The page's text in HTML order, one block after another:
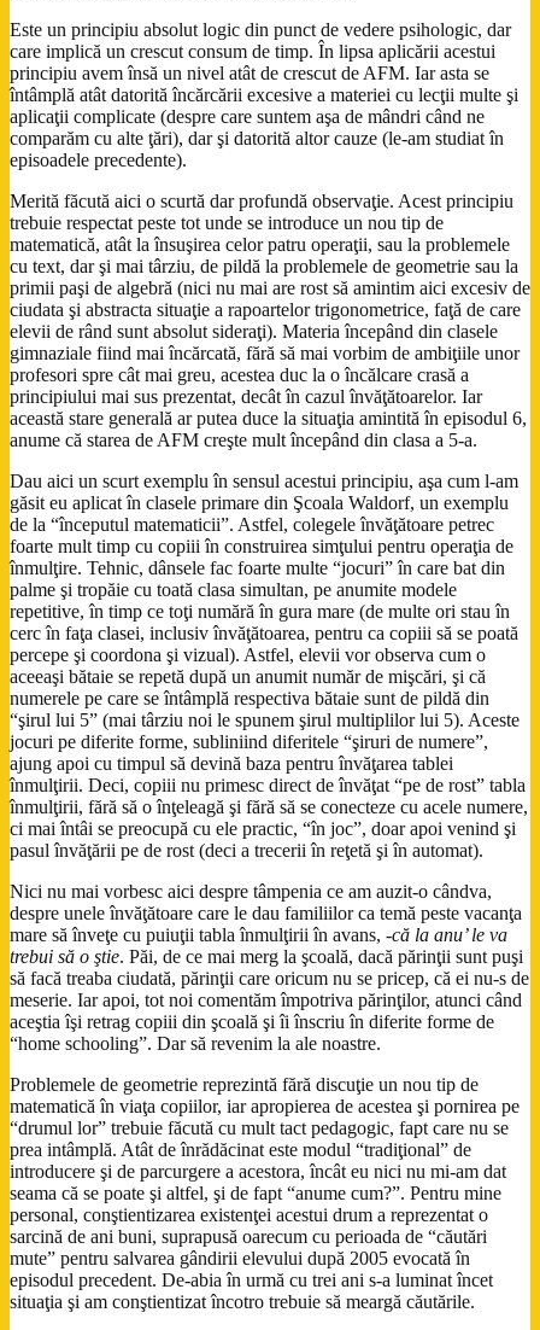
Este un principiu absolut logic din punct de vedere psihologic, dar
care implică un crescut consum de timp. În lipsa aplicării acestui
principiu avem însă un nivel atât de crescut de AFM. Iar asta se
întâmplă atât datorită încărcării excesive a materiei cu lecţii multe şi
aplicaţii complicate (despre care suntem aşa de mândri când ne
comparăm cu alte ţări), dar şi datorită altor cauze (le-am studiat în
episoadele precedente).
Merită făcută aici o scurtă dar profundă observaţie. Acest principiu
trebuie respectat peste tot unde se introduce un nou tip de
matematică, atât la însuşirea celor patru operaţii, sau la problemele
cu text, dar şi mai târziu, de pildă la problemele de geometrie sau la
primii paşi de algebră (nici nu mai are rost să amintim aici excesiv de
ciudata şi abstracta situaţie a rapoartelor trigonometrice, faţă de care
elevii de rând sunt absolut sideraţi). Materia începând din clasele
gimnaziale fiind mai încărcată, fără să mai vorbim de ambiţiile unor
profesori spre cât mai greu, acestea duc la o încălcare crasă a
principiului mai sus prezentat, decât în cazul învăţătoarelor. Iar
această stare generală ar putea duce la situaţia amintită în episodul 6,
anume că starea de AFM creşte mult începând din clasa a 5-a.
Dau aici un scurt exemplu în sensul acestui principiu, aşa cum l-am
găsit eu aplicat în clasele primare din Şcoala Waldorf, un exemplu
de la “începutul matematicii”. Astfel, colegele învăţătoare petrec
foarte mult timp cu copiii în construirea simţului pentru operaţia de
înmulţire. Tehnic, dânsele fac foarte multe “jocuri” în care bat din
palme şi tropăie cu toată clasa simultan, pe anumite modele
repetitive, în timp ce toţi numără în gura mare (de multe ori stau în
cerc în faţa clasei, inclusiv învăţătoarea, pentru ca copiii să se poată
percepe şi coordona şi vizual). Astfel, elevii vor observa cum o
aceeaşi bătaie se repetă după un anumit număr de mişcări, şi că
numerele pe care se întâmplă respectiva bătaie sunt de pildă din
“şirul lui 5” (mai târziu noi le spunem şirul multiplilor lui 5). Aceste
jocuri pe diferite forme, subliniind diferitele “şiruri de numere”,
ajung apoi cu timpul să devină baza pentru învăţarea tablei
înmulţirii. Deci, copiii nu primesc direct de învăţat “pe de rost” tabla
înmulţirii, fără să o înţeleagă şi fără să se conecteze cu acele numere,
ci mai întâi se preocupă cu ele practic, “în joc”, doar apoi venind şi
pasul învăţării pe de rost (deci a trecerii în reţetă şi în automat).
Nici nu mai vorbesc aici despre tâmpenia ce am auzit-o cândva,
despre unele învăţătoare care le dau familiilor ca temă peste vacanţa
mare să înveţe cu puiuţii tabla înmulţirii în avans, -că la anu’ le va
trebui să o ştie. Păi, de ce mai merg la şcoală, dacă părinţii sunt puşi
să facă treaba ciudată, părinţii care oricum nu se pricep, că ei nu-s de
meserie. Iar apoi, tot noi comentăm împotriva părinţilor, atunci când
aceştia îşi retrag copiii din şcoală şi îi înscriu în diferite forme de
“home schooling”. Dar să revenim la ale noastre.
Problemele de geometrie reprezintă fără discuţie un nou tip de
matematică în viaţa copiilor, iar apropierea de acestea şi pornirea pe
“drumul lor” trebuie făcută cu mult tact pedagogic, fapt care nu se
prea intâmplă. Atât de înrădăcinat este modul “tradiţional” de
introducere şi de parcurgere a acestora, încât eu nici nu mi-am dat
seama că se poate şi altfel, şi de fapt “anume cum?”. Pentru mine
personal, conştientizarea existenţei acestui drum a reprezentat o
sarcină de ani buni, suprapusă oarecum cu perioada de “căutări
mute” pentru salvarea gândirii elevului după 2005 evocată în
episodul precedent. De-abia în urmă cu trei ani s-a luminat încet
situaţia şi am conştientizat încotro trebuie să meargă căutările.